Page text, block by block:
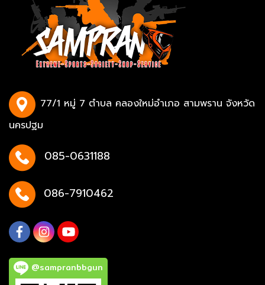
77/1 หมู่ 7 ตำบล คลองใหม่อำเภอ สามพราน จังหวัด
นครปฐม
085-0631188
086-7910462
@sampranbbgun